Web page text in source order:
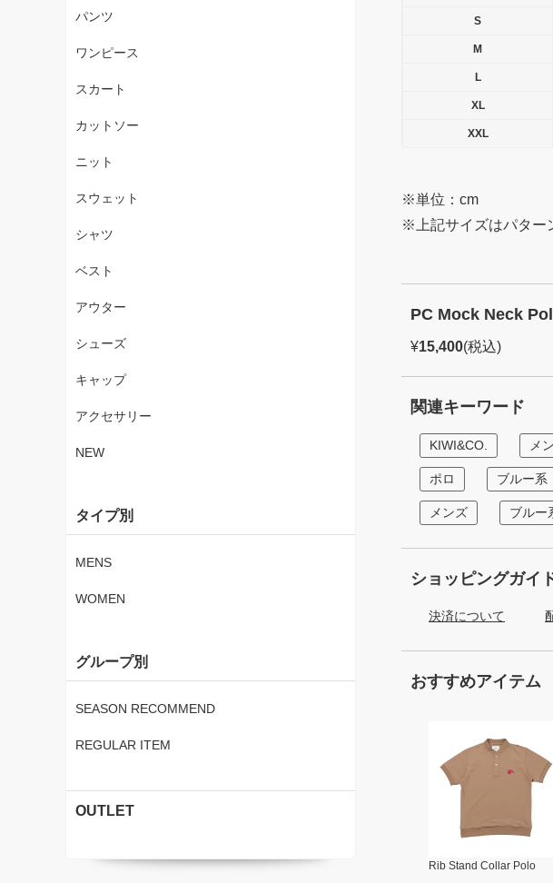
S
M
L
XL
XXL
※単位：cm
※上記サイズはパター
PC Mock Neck
¥15,400(税込)
関連キーワード
KIWI&CO. メ
ポロ ブルー系
メンズ ブルー
ショッピングガイ
決済について
おすすめアイテム
Rib Stand Collar Polo
パンツ
ワンピース
スカート
カットソー
ニット
スウェット
シャツ
ベスト
アウター
シューズ
キャップ
アクセサリー
NEW
タイプ別
MENS
WOMEN
グループ別
SEASON RECOMMEND
REGULAR ITEM
OUTLET